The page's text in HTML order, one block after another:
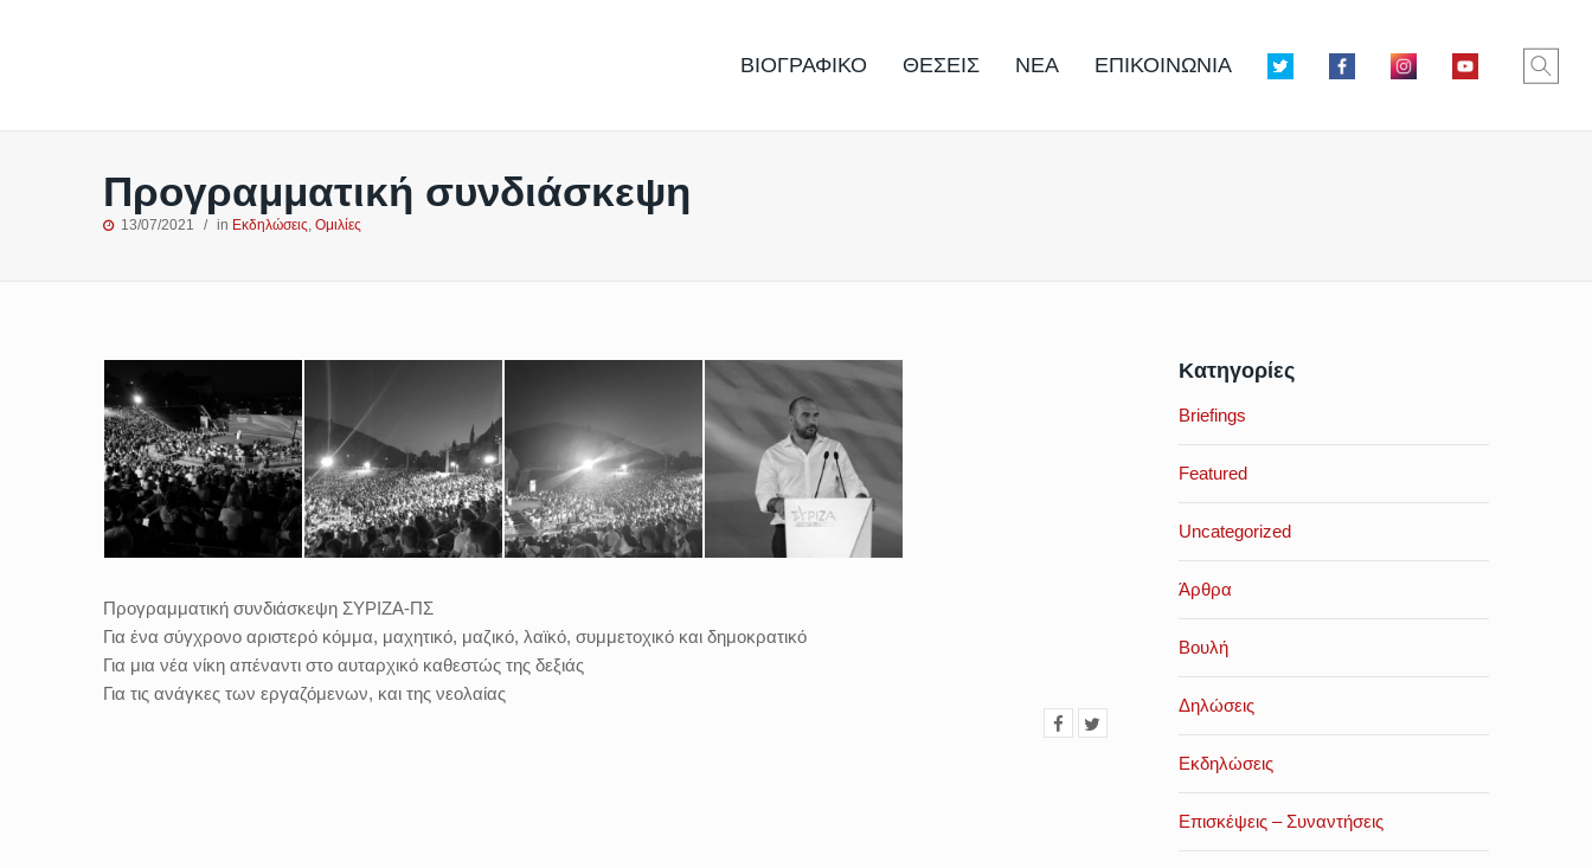
ΒΙΟΓΡΑΦΙΚΟ ΘΕΣΕΙΣ ΝΕΑ ΕΠΙΚΟΙΝΩΝΙΑ
Προγραμματική συνδιάσκεψη
13/07/2021 in Εκδηλώσεις, Ομιλίες
Προγραμματική συνδιάσκεψη ΣΥΡΙΖΑ-ΠΣ
Για ένα σύγχρονο αριστερό κόμμα, μαχητικό, μαζικό, λαϊκό, συμμετοχικό και δημοκρατικό
Για μια νέα νίκη απέναντι στο αυταρχικό καθεστώς της δεξιάς
Για τις ανάγκες των εργαζόμενων, και της νεολαίας
Κατηγορίες
Briefings
Featured
Uncategorized
Άρθρα
Βουλή
Δηλώσεις
Εκδηλώσεις
Επισκέψεις – Συναντήσεις